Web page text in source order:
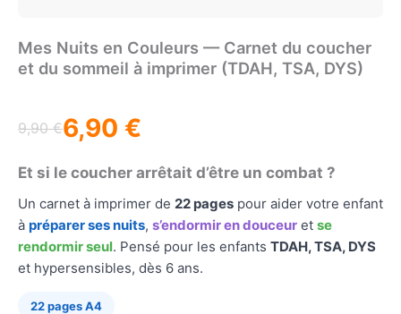
Mes Nuits en Couleurs — Carnet du coucher
et du sommeil à imprimer (TDAH, TSA, DYS)
9,90€
Le
prix
initial
était :
9,90 €.
6,90 €
Le
prix
actuel
est :
6,90 €.
Et si le coucher arrêtait d’être un combat ?
Un carnet à imprimer de 22 pages pour aider votre enfant
à préparer ses nuits, s’endormir en douceur et se
rendormir seul. Pensé pour les enfants TDAH, TSA, DYS
et hypersensibles, dès 6 ans.
22 pages A4